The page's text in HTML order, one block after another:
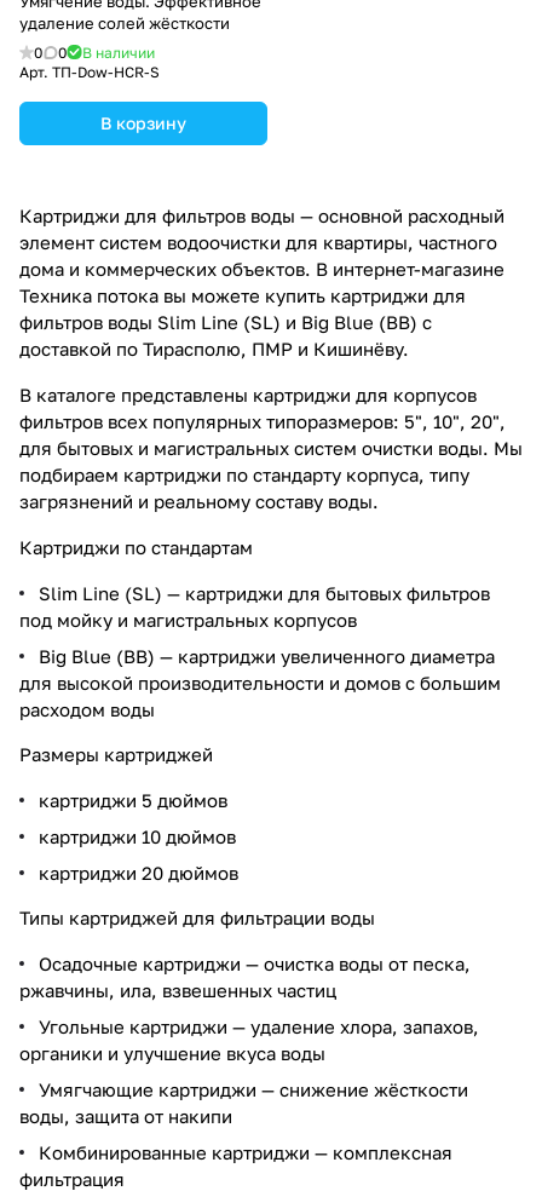
удаление солей жёсткости
0 0
В наличии
Арт. ТП-Dow-HCR-S
В корзину
Картриджи для фильтров воды — основной расходный
элемент систем водоочистки для квартиры, частного
дома и коммерческих объектов. В интернет-магазине
Техника потока вы можете купить картриджи для
фильтров воды Slim Line (SL) и Big Blue (BB) с
доставкой по Тирасполю, ПМР и Кишинёву.
В каталоге представлены картриджи для корпусов
фильтров всех популярных типоразмеров: 5", 10", 20",
для бытовых и магистральных систем очистки воды. Мы
подбираем картриджи по стандарту корпуса, типу
загрязнений и реальному составу воды.
Картриджи по стандартам
Slim Line (SL) — картриджи для бытовых фильтров
под мойку и магистральных корпусов
Big Blue (BB) — картриджи увеличенного диаметра
для высокой производительности и домов с большим
расходом воды
Размеры картриджей
картриджи 5 дюймов
картриджи 10 дюймов
картриджи 20 дюймов
Типы картриджей для фильтрации воды
Осадочные картриджи — очистка воды от песка,
ржавчины, ила, взвешенных частиц
Угольные картриджи — удаление хлора, запахов,
органики и улучшение вкуса воды
Умягчающие картриджи — снижение жёсткости
воды, защита от накипи
Комбинированные картриджи — комплексная
фильтрация